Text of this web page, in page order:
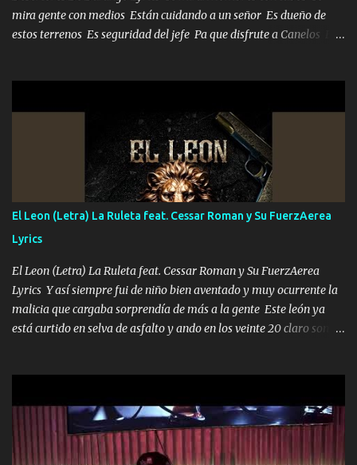
mira gente con medios Están cuidando a un señor Es dueño de
estos terrenos Es seguridad del jefe Pa que disfrute a Canelos Es
ni tampoco las mujeres porque es platica de grandes por eso hay
que estar alegres doy las instrucciones para atender los deberes
Música Si es que salta algún problema de confianza tengo gente
ahí está el Hombre Cuarenta y también Pariente 7 arreglan
cualquier problema no más es cuestión que ordené NOS HACE
FALTA UN HERMANO DE CLAVE ERA EL 24 SIEMPRE FUE UN
HOMBRE VALIENTE POR ALGO M'URIÓ PELEAND0 SIEMPRE
VIO POR LA FAMILIA PARA QUE SIGA EL LEGADO Es el DOS de
los HERMANOS un cerebro inteligente y com...
El Leon (Letra) La Ruleta feat. Cessar Roman y Su FuerzAerea
Lyrics
El Leon (Letra) La Ruleta feat. Cessar Roman y Su FuerzAerea
Lyrics Y así siempre fui de niño bien aventado y muy ocurrente la
malicia que cargaba sorprendía de más a la gente Este león ya
está curtido en selva de asfalto y ando en los veinte 20 claro son
pa más pues hay charola les voy a dar hasta topar pues no hay de
otra Música Surcando bien mi camino voy por mi línea no veo a
los lados aquel que no corre vuela no se me duerm voy chicoteado